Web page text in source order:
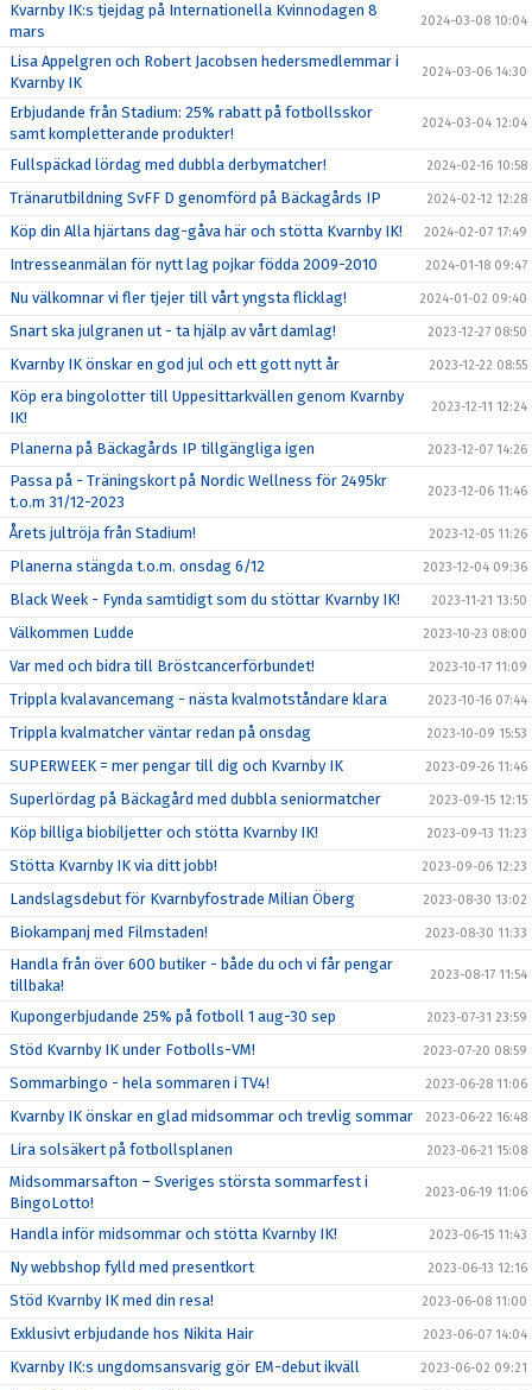
Kvarnby IK:s tjejdag på Internationella Kvinnodagen 8
mars
2024-03-08 10:04
Lisa Appelgren och Robert Jacobsen hedersmedlemmar i
Kvarnby IK
2024-03-06 14:30
Erbjudande från Stadium: 25% rabatt på fotbollsskor
samt kompletterande produkter!
2024-03-04 12:04
Fullspäckad lördag med dubbla derbymatcher! 2024-02-16 10:58
Tränarutbildning SvFF D genomförd på Bäckagårds IP 2024-02-12 12:28
Köp din Alla hjärtans dag-gåva här och stötta Kvarnby IK! 2024-02-07 17:49
Intresseanmälan för nytt lag pojkar födda 2009-2010 2024-01-18 09:47
Nu välkomnar vi fler tjejer till vårt yngsta flicklag! 2024-01-02 09:40
Snart ska julgranen ut - ta hjälp av vårt damlag! 2023-12-27 08:50
Kvarnby IK önskar en god jul och ett gott nytt år 2023-12-22 08:55
Köp era bingolotter till Uppesittarkvällen genom Kvarnby
IK!
2023-12-11 12:24
Planerna på Bäckagårds IP tillgängliga igen 2023-12-07 14:26
Passa på - Träningskort på Nordic Wellness för 2495kr
t.o.m 31/12-2023
2023-12-06 11:46
Årets jultröja från Stadium! 2023-12-05 11:26
Planerna stängda t.o.m. onsdag 6/12 2023-12-04 09:36
Black Week - Fynda samtidigt som du stöttar Kvarnby IK! 2023-11-21 13:50
Välkommen Ludde 2023-10-23 08:00
Var med och bidra till Bröstcancerförbundet! 2023-10-17 11:09
Trippla kvalavancemang - nästa kvalmotståndare klara 2023-10-16 07:44
Trippla kvalmatcher väntar redan på onsdag 2023-10-09 15:53
SUPERWEEK = mer pengar till dig och Kvarnby IK 2023-09-26 11:46
Superlördag på Bäckagård med dubbla seniormatcher 2023-09-15 12:15
Köp billiga biobiljetter och stötta Kvarnby IK! 2023-09-13 11:23
Stötta Kvarnby IK via ditt jobb! 2023-09-06 12:23
Landslagsdebut för Kvarnbyfostrade Milian Öberg 2023-08-30 13:02
Biokampanj med Filmstaden! 2023-08-30 11:33
Handla från över 600 butiker - både du och vi får pengar
tillbaka!
2023-08-17 11:54
Kupongerbjudande 25% på fotboll 1 aug-30 sep 2023-07-31 23:59
Stöd Kvarnby IK under Fotbolls-VM! 2023-07-20 08:59
Sommarbingo - hela sommaren i TV4! 2023-06-28 11:06
Kvarnby IK önskar en glad midsommar och trevlig sommar 2023-06-22 16:48
Lira solsäkert på fotbollsplanen 2023-06-21 15:08
Midsommarsafton – Sveriges största sommarfest i
BingoLotto!
2023-06-19 11:06
Handla inför midsommar och stötta Kvarnby IK! 2023-06-15 11:43
Ny webbshop fylld med presentkort 2023-06-13 12:16
Stöd Kvarnby IK med din resa! 2023-06-08 11:00
Exklusivt erbjudande hos Nikita Hair 2023-06-07 14:04
Kvarnby IK:s ungdomsansvarig gör EM-debut ikväll 2023-06-02 09:21